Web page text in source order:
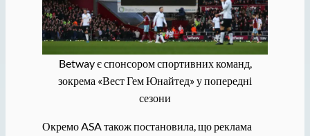
Betway є спонсором спортивних команд,
зокрема «Вест Гем Юнайтед» у попередні
сезони
Окремо ASA також постановила, що реклама